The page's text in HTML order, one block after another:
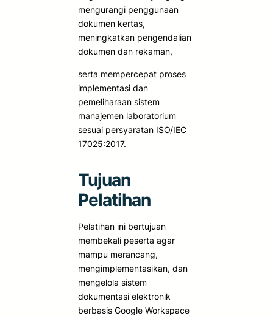
mengurangi penggunaan
dokumen kertas,
meningkatkan pengendalian
dokumen dan rekaman,
serta mempercepat proses
implementasi dan
pemeliharaan sistem
manajemen laboratorium
sesuai persyaratan ISO/IEC
17025:2017.
Tujuan
Pelatihan
Pelatihan ini bertujuan
membekali peserta agar
mampu merancang,
mengimplementasikan, dan
mengelola sistem
dokumentasi elektronik
berbasis Google Workspace